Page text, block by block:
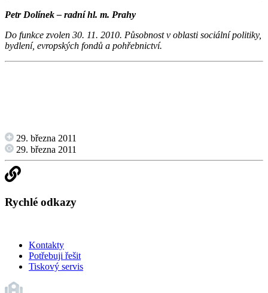
Petr Dolínek – radní hl. m. Prahy
Do funkce zvolen 30. 11. 2010. Působnost v oblasti sociální politiky,
bydlení, evropských fondů a pohřebnictví.
29. března 2011
29. března 2011
Rychlé odkazy
Kontakty
Potřebuji řešit
Tiskový servis